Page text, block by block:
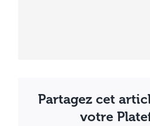
Partagez cet
votre